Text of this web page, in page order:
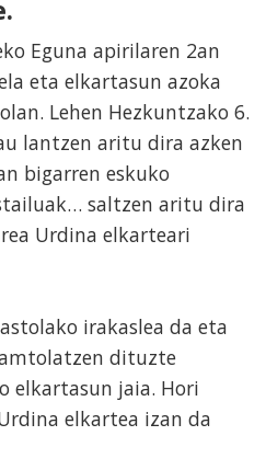
Eguna apirilaren 2an
eta elkartasun azoka
Lehen Hezkuntzako 6.
lantzen aritu dira azken
bigarren eskuko
saltzen aritu dira
Urdina elkarteari
irakaslea da eta
dituzte
elkartasun jaia. Hori
elkartea izan da